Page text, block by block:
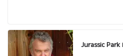
Jurassic